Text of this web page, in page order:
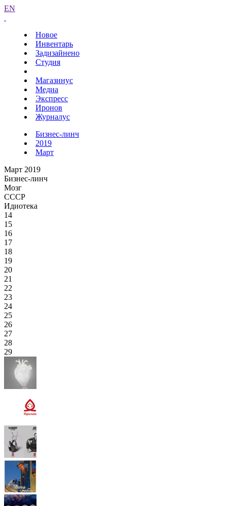
EN
Новое
Инвентарь
Задизайнено
Студия
Магазинус
Медиа
Экспресс
Иронов
Журналус
Бизнес-линч
2019
Март
Март 2019
Бизнес-линч
Мозг
СССР
Идиотека
14
15
16
17
18
19
20
21
22
23
24
25
26
27
28
29